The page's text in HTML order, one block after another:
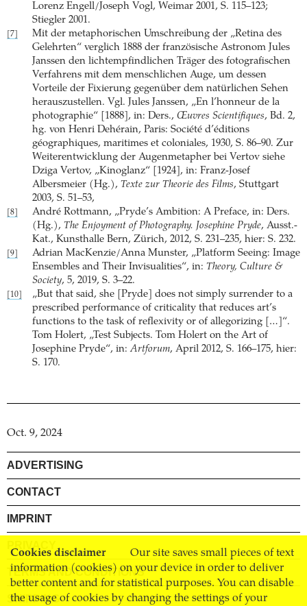
Cookies disclaimer
Our site saves small pieces of text
information (cookies) on your device in order to deliver
better content and for statistical purposes. You can disable
the usage of cookies by changing the settings of your
Lorenz Engell/Joseph Vogl, Weimar 2001, S. 115–123;
Stiegler 2001.
[7]
Mit der metaphorischen Umschreibung der „Retina des
Gelehrten“ verglich 1888 der französische Astronom Jules
Janssen den lichtempfindlichen Träger des fotografischen
Verfahrens mit dem menschlichen Auge, um dessen
Vorteile der Fixierung gegenüber dem natürlichen Sehen
herauszustellen. Vgl. Jules Janssen, „En l’honneur de la
photographie“ [1888], in: Ders., Œuvres Scientifiques, Bd. 2,
hg. von Henri Dehérain, Paris: Société d’éditions
géographiques, maritimes et coloniales, 1930, S. 86–90. Zur
Weiterentwicklung der Augenmetapher bei Vertov siehe
Dziga Vertov, „Kinoglanz“ [1924], in: Franz-Josef
Albersmeier (Hg.), Texte zur Theorie des Films, Stuttgart
2003, S. 51–53,
[8]
André Rottmann, „Pryde’s Ambition: A Preface, in: Ders.
(Hg.), The Enjoyment of Photography. Josephine Pryde, Ausst.-
Kat., Kunsthalle Bern, Zürich, 2012, S. 231–235, hier: S. 232.
[9]
Adrian MacKenzie/Anna Munster, „Platform Seeing: Image
Ensembles and Their Invisualities“, in: Theory, Culture &
Society, 5, 2019, S. 3–22.
[10]
„But that said, she [Pryde] does not simply surrender to a
prescribed performance of criticality that reduces art’s
functions to the task of reflexivity or of allegorizing […]“.
Tom Holert, „Test Subjects. Tom Holert on the Art of
Josephine Pryde“, in:Artforum, April 2012, S. 166–175, hier:
S. 170.
Oct. 9, 2024
ADVERTISING
CONTACT
IMPRINT
PRIVACY
TERMS AND CONDITIONS
SHIPPING